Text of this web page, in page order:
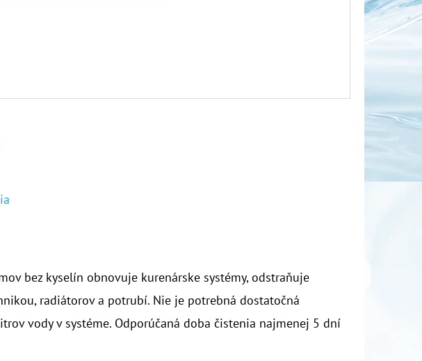
bez kyselín obnovuje kurenárske systémy, odstraňuje
radiátorov a potrubí. Nie je potrebná dostatočná
vody v systéme. Odporúčaná doba čistenia najmenej 5 dní